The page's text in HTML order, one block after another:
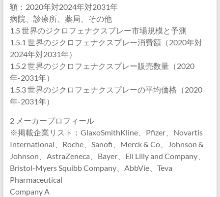
額：2020年対2024年対2031年
病院、診療所、薬局、その他
1.5 世界のジクロフェナクスプレー市場規模と予測
1.5.1 世界のジクロフェナクスプレー消費額（2020年対
2024年対2031年）
1.5.2 世界のジクロフェナクスプレー販売数量（2020
年-2031年）
1.5.3 世界のジクロフェナクスプレーの平均価格（2020
年-2031年）
2 メーカープロフィール
※掲載企業リスト：GlaxoSmithKline、Pfizer、Novartis
International、Roche、Sanofi、Merck & Co、Johnson &
Johnson、AstraZeneca、Bayer、Eli Lilly and Company、
Bristol-Myers Squibb Company、AbbVie、Teva
Pharmaceutical
Company A